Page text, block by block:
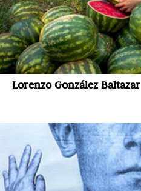
Lorenzo González Baltazar